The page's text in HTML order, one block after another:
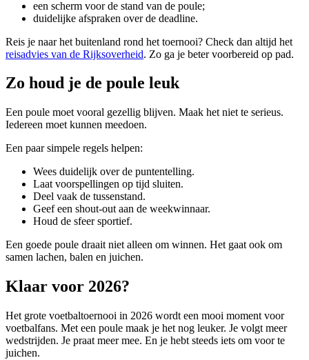
een scherm voor de stand van de poule;
duidelijke afspraken over de deadline.
Reis je naar het buitenland rond het toernooi? Check dan altijd het
reisadvies van de Rijksoverheid. Zo ga je beter voorbereid op pad.
Zo houd je de poule leuk
Een poule moet vooral gezellig blijven. Maak het niet te serieus.
Iedereen moet kunnen meedoen.
Een paar simpele regels helpen:
Wees duidelijk over de puntentelling.
Laat voorspellingen op tijd sluiten.
Deel vaak de tussenstand.
Geef een shout-out aan de weekwinnaar.
Houd de sfeer sportief.
Een goede poule draait niet alleen om winnen. Het gaat ook om
samen lachen, balen en juichen.
Klaar voor 2026?
Het grote voetbaltoernooi in 2026 wordt een mooi moment voor
voetbalfans. Met een poule maak je het nog leuker. Je volgt meer
wedstrijden. Je praat meer mee. En je hebt steeds iets om voor te
juichen.